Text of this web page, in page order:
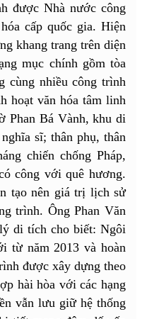
được Nhà nước công
cấp quốc gia. Hiện
khang trang trên diện
mục chính gồm tòa
cùng nhiều công trình
hoạt văn hóa tâm linh
Phan Bá Vành, khu di
sĩ; thân phụ, thân
chiến chống Pháp,
công với quê hương.
tạo nên giá trị lịch sử
trình. Ông Phan Văn
di tích cho biết: Ngôi
từ năm 2013 và hoàn
được xây dựng theo
hài hòa với các hạng
vẫn lưu giữ hệ thống